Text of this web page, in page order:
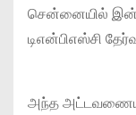
சென்னையில்
டிஎன்பிஎஸ்சி
அந்த